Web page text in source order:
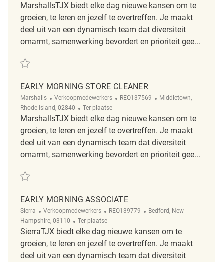
MarshallsTJX biedt elke dag nieuwe kansen om te
groeien, te leren en jezelf te overtreffen. Je maakt
deel uit van een dynamisch team dat diversiteit
omarmt, samenwerking bevordert en prioriteit gee...
Redden Early Morning Store Cleaning Associate REQ136006
EARLY MORNING STORE CLEANER
Marshalls Categorie
Verkoopmedewerkers ReqId
REQ137569 Plaats
Middletown,
Rhode Island, 02840
Afgelegen
Ter plaatse
MarshallsTJX biedt elke dag nieuwe kansen om te
groeien, te leren en jezelf te overtreffen. Je maakt
deel uit van een dynamisch team dat diversiteit
omarmt, samenwerking bevordert en prioriteit gee...
Redden Early Morning Store Cleaner REQ137569
EARLY MORNING ASSOCIATE
Sierra Categorie
Verkoopmedewerkers ReqId
REQ139779 Plaats
Bedford, New
Hampshire, 03110
Afgelegen
Ter plaatse
SierraTJX biedt elke dag nieuwe kansen om te
groeien, te leren en jezelf te overtreffen. Je maakt
deel uit van een dynamisch team dat diversiteit